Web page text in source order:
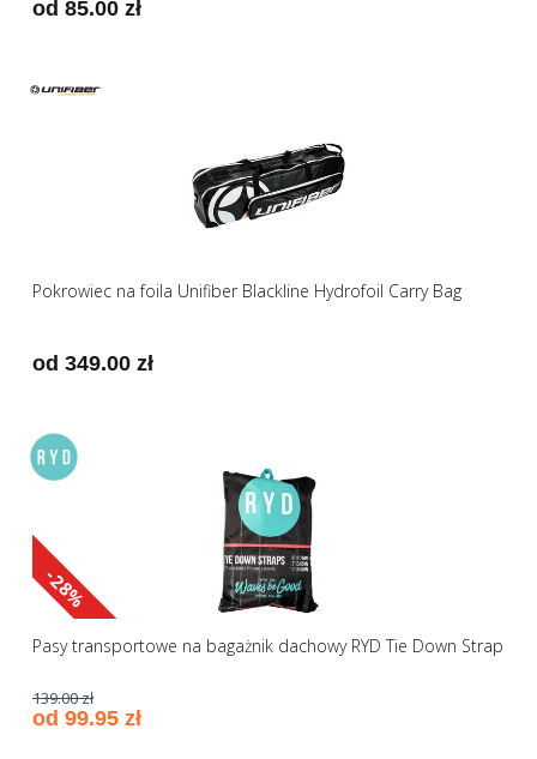
od 85.00 zł
Pokrowiec na foila Unifiber Blackline Hydrofoil Carry Bag
od 349.00 zł
-28%
Pasy transportowe na bagażnik dachowy RYD Tie Down Strap
139.00 zł
od 99.95 zł